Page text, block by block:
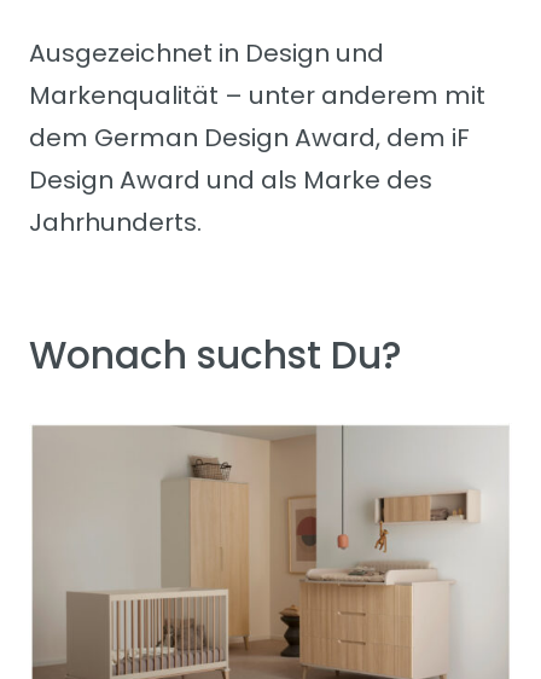
Ausgezeichnet in Design und
Markenqualität – unter anderem mit
dem German Design Award, dem iF
Design Award und als Marke des
Jahrhunderts.
Wonach suchst Du?